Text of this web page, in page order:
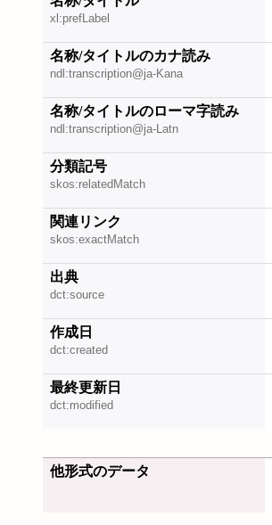
xl:prefLabel
名称/タイトルのカナ読み
ndl:transcription@ja-Kana
名称/タイトルのローマ字読み
ndl:transcription@ja-Latn
分類記号
skos:relatedMatch
関連リンク
skos:exactMatch
出典
dct:source
作成日
dct:created
最終更新日
dct:modified
他形式のデータ